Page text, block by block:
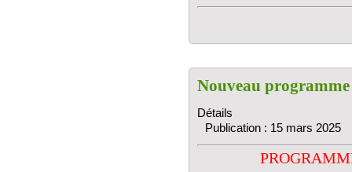
Nouveau programme
Détails
Publication : 15 mars 2025